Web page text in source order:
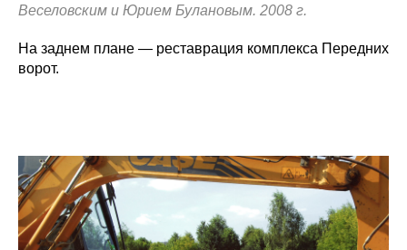
Веселовским и Юрием Булановым. 2008 г.
На заднем плане — реставрация комплекса Передних
ворот.